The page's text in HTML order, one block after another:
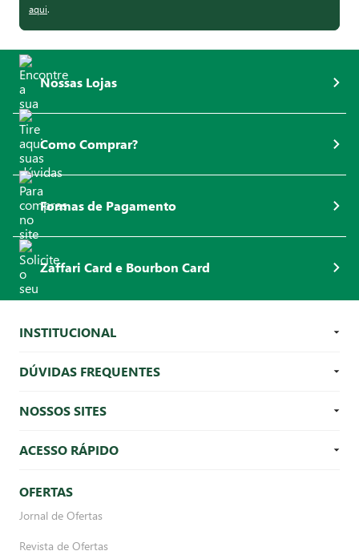
aqui.
Nossas Lojas
Como Comprar?
Formas de Pagamento
Zaffari Card e Bourbon Card
INSTITUCIONAL
DÚVIDAS FREQUENTES
NOSSOS SITES
ACESSO RÁPIDO
OFERTAS
Jornal de Ofertas
Revista de Ofertas